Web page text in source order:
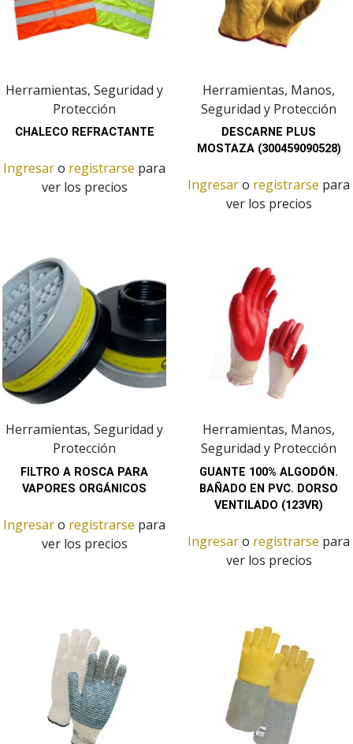
Herramientas, Seguridad y
Protección
CHALECO REFRACTANTE
Ingresaro registrarse para
ver los precios
Herramientas, Manos,
Seguridad y Protección
DESCARNE PLUS
MOSTAZA (300459090528)
Ingresaro registrarse para
ver los precios
Herramientas, Seguridad y
Protección
FILTRO A ROSCA PARA
VAPORES ORGÁNICOS
Ingresaro registrarse para
ver los precios
Herramientas, Manos,
Seguridad y Protección
GUANTE 100% ALGODÓN.
BAÑADO EN PVC. DORSO
VENTILADO (123VR)
Ingresaro registrarse para
ver los precios